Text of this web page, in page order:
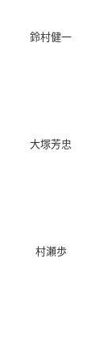
鈴村健一
大塚芳忠
村瀬歩